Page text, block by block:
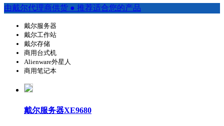
由戴尔代理商供货 ● 推荐适合您的产品
戴尔服务器
戴尔工作站
戴尔存储
商用台式机
Alienware外星人
商用笔记本
戴尔服务器XE9680